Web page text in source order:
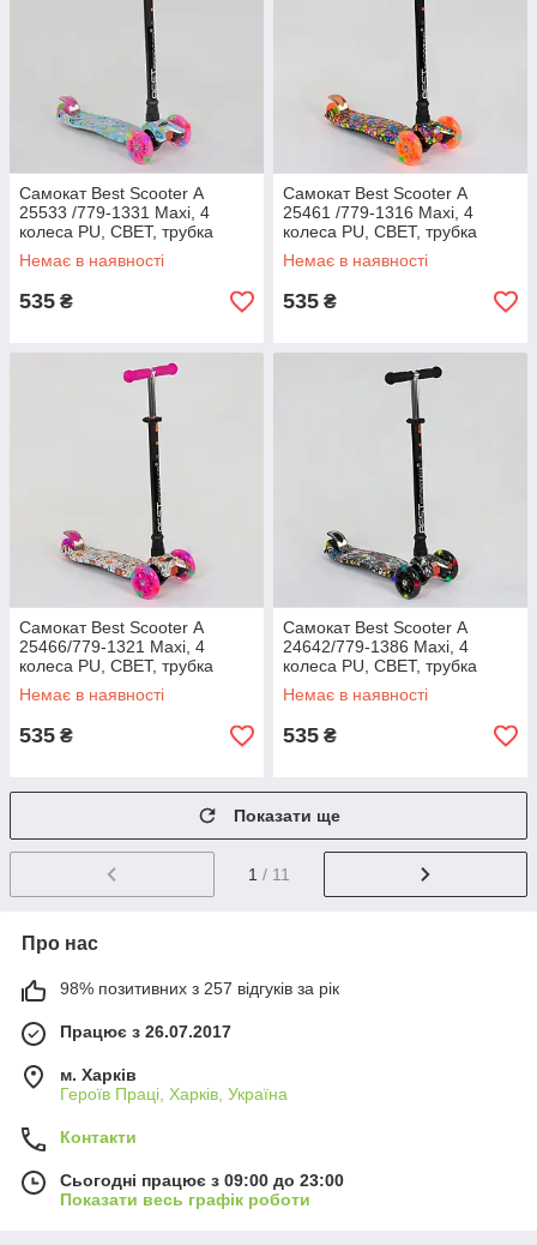
Самокат Best Scooter А
25533 /779-1331 Maxi, 4
колеса PU, СВЕТ, трубка
керма алюмінієва, d=12с
Немає в наявності
535 ₴
Самокат Best Scooter А
25461 /779-1316 Maxi, 4
колеса PU, СВЕТ, трубка
керма алюмінієва, d=12с
Немає в наявності
535 ₴
Самокат Best Scooter А
25466/779-1321 Maxi, 4
колеса PU, СВЕТ, трубка
керма алюмінієва, d=12с
Немає в наявності
535 ₴
Самокат Best Scooter А
24642/779-1386 Maxi, 4
колеса PU, СВЕТ, трубка
керма алюмінієва, d=12с
Немає в наявності
535 ₴
Показати ще
1 / 11
Про нас
98% позитивних з 257 відгуків за рік
Працює з 26.07.2017
м. Харків
Героїв Праці, Харків, Україна
Контакти
Сьогодні працює з 09:00 до 23:00
Показати весь графік роботи